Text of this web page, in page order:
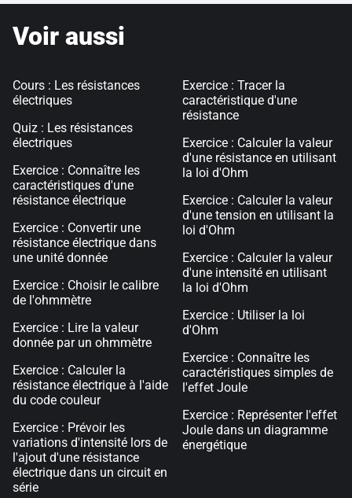
Voir aussi
Cours : Les résistances
électriques
Quiz : Les résistances
électriques
Exercice : Connaître les
caractéristiques d'une
résistance électrique
Exercice : Convertir une
résistance électrique dans
une unité donnée
Exercice : Choisir le calibre
de l'ohmmètre
Exercice : Lire la valeur
donnée par un ohmmètre
Exercice : Calculer la
résistance électrique à l'aide
du code couleur
Exercice : Prévoir les
variations d'intensité lors de
l'ajout d'une résistance
électrique dans un circuit en
série
Exercice : Tracer la
caractéristique d'une
résistance
Exercice : Calculer la valeur
d'une résistance en utilisant
la loi d'Ohm
Exercice : Calculer la valeur
d'une tension en utilisant la
loi d'Ohm
Exercice : Calculer la valeur
d'une intensité en utilisant
la loi d'Ohm
Exercice : Utiliser la loi
d'Ohm
Exercice : Connaître les
caractéristiques simples de
l'effet Joule
Exercice : Représenter l'effet
Joule dans un diagramme
énergétique